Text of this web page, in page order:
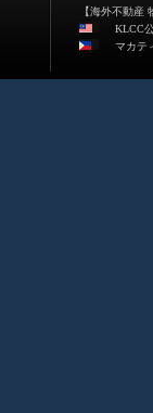
【海外不動産
KLCC
マカテ